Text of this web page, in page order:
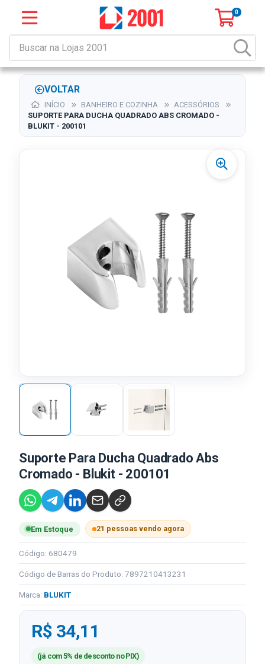
0
VOLTAR
INÍCIO BANHEIRO E COZINHA
ACESSÓRIOS
SUPORTE PARA DUCHA QUADRADO ABS CROMADO -
BLUKIT - 200101
Suporte Para Ducha Quadrado Abs
Cromado - Blukit - 200101
Em Estoque 21 pessoas vendo agora
Código: 680479
Código de Barras do Produto: 7897210413231
Marca: BLUKIT
R$ 34,11
(já com 5% de desconto no PIX)